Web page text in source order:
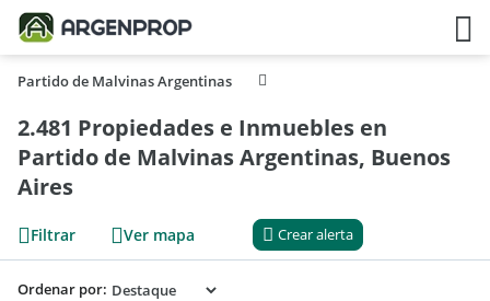
Partido de Malvinas Argentinas
2.481 Propiedades e Inmuebles en
Partido de Malvinas Argentinas, Buenos
Aires
Filtrar Ver mapa Crear alerta
Ordenar por: